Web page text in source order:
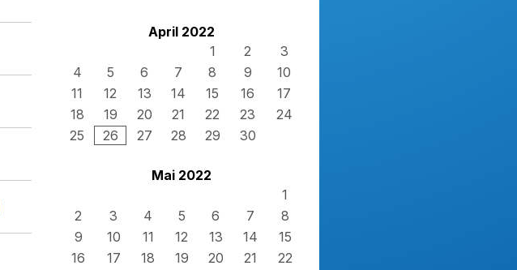
April 2022
1
2
3
4
5 6 7 8 9
10
11
12 13 14 15 16
17
18
19 20 21 22 23
24
25
26 27 28 29 30
Mai 2022
1
2
3 4 5 6 7
8
9
10 11 12 13 14
15
16
17 18 19 20 21
22